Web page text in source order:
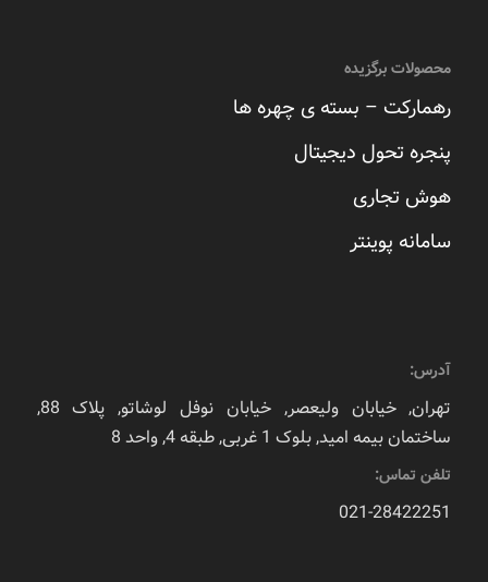
محصولات برگزیده
رهمارکت – بسته ی چهره ها
پنجره تحول دیجیتال
هوش تجاری
سامانه پوینتر
آدرس:
تهران, خیابان ولیعصر, خیابان نوفل لوشاتو, پلاک 88,
ساختمان بیمه امید, بلوک 1 غربی, طبقه 4, واحد 8
تلفن تماس:
021-28422251